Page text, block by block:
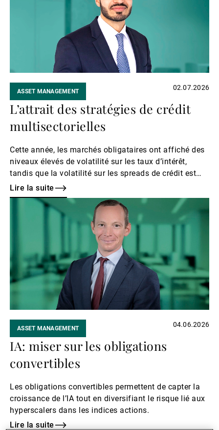
Gérants de fortune indépendants
Actualités
ASSET MANAGEMENT 02.07.2026
L’attrait des stratégies de crédit
multisectorielles
Cette année, les marchés obligataires ont affiché des
niveaux élevés de volatilité sur les taux d’intérêt,
tandis que la volatilité sur les spreads de crédit est
restée plus modérée.
Lire la suite
la
ASSET MANAGEMENT 04.06.2026
IA: miser sur les obligations
convertibles
Les obligations convertibles permettent de capter la
croissance de l’IA tout en diversifiant le risque lié aux
hyperscalers dans les indices actions.
Lire la suite